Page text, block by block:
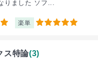
りました ソフ...
楽単 5
ス特論(3)